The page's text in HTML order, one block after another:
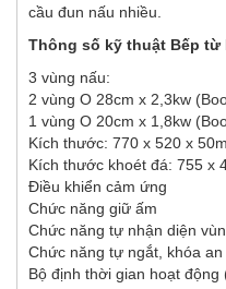
cầu đun nấu nhiều.
Thông số kỹ thuật Bếp từ
3 vùng nấu:
2 vùng O 28cm x 2,3kw
1 vùng O 20cm x 1,8kw
Kích thước: 770 x 520 x
Kích thước khoét đá: 755 x
Điều khiển cảm ứng
Chức năng giữ ấm
Chức năng tự nhận diện
Chức năng tự ngắt, khóa an
Bộ định thời gian hoạt động